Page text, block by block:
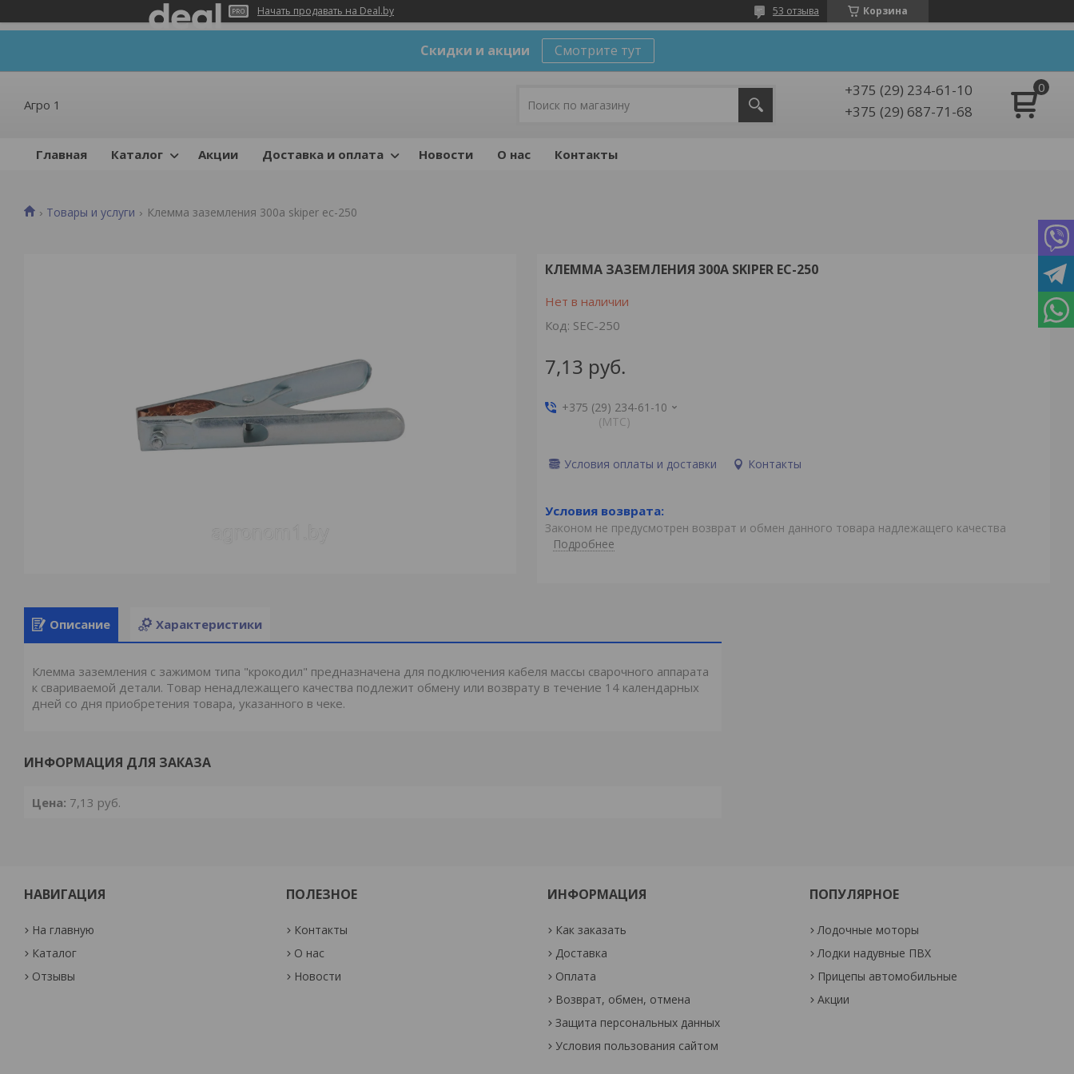
Начать продавать на Deal.by Корзина
53 отзыва
Скидки и акции Смотрите тут
Агро 1
+375 (29) 234-61-10
+375 (29) 687-71-68
Главная Каталог Акции Доставка и оплата Новости О нас Контакты
Товары и услуги Клемма заземления 300а skiper ec-250
КЛЕММА ЗАЗЕМЛЕНИЯ 300А SKIPER EC-250
Нет в наличии
Код: SEC-250
7,13 руб.
+375 (29) 234-61-10
(MTС)
Условия оплаты и доставки Контакты
Законом не предусмотрен возврат и обмен данного товара надлежащего качества
Подробнее
Описание Характеристики
Клемма заземления с зажимом типа "крокодил" предназначена для подключения кабеля массы сварочного аппарата
к свариваемой детали. Товар ненадлежащего качества подлежит обмену или возврату в течение 14 календарных
дней со дня приобретения товара, указанного в чеке.
ИНФОРМАЦИЯ ДЛЯ ЗАКАЗА
Цена: 7,13 руб.
НАВИГАЦИЯ
На главную
Каталог
Отзывы
ПОЛЕЗНОЕ
Контакты
О нас
Новости
ИНФОРМАЦИЯ
Как заказать
Доставка
Оплата
Возврат, обмен, отмена
Защита персональных данных
Условия пользования сайтом
ПОПУЛЯРНОЕ
Лодочные моторы
Лодки надувные ПВХ
Прицепы автомобильные
Акции